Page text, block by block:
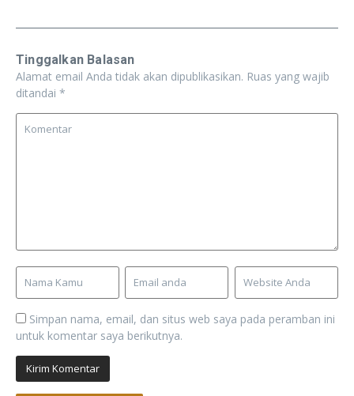
Tinggalkan Balasan
Alamat email Anda tidak akan dipublikasikan. Ruas yang wajib
ditandai *
Simpan nama, email, dan situs web saya pada peramban ini
untuk komentar saya berikutnya.